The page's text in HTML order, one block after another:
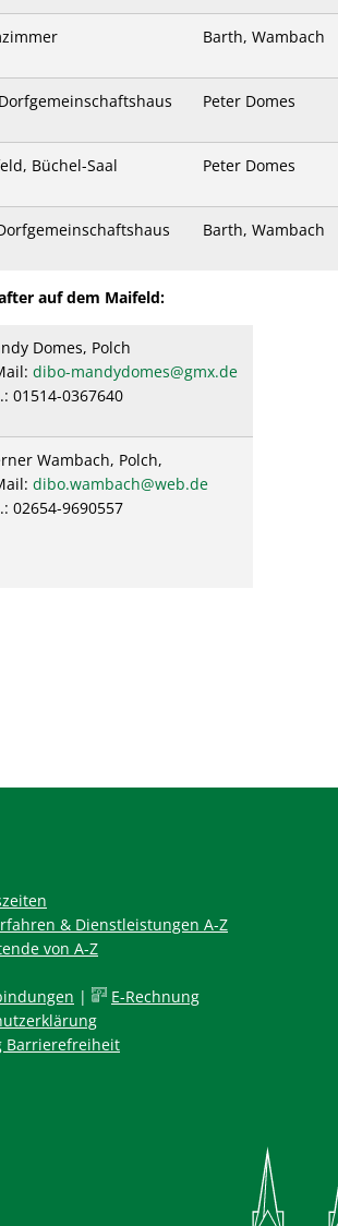
Barth, Wambach
Peter Domes
Büchel-Saal Peter Domes
Barth, Wambach
auf dem Maifeld:
Domes, Polch
dibo-mandydomes@gmx.de
01514-0367640
Wambach, Polch,
dibo.wambach@web.de
02654-9690557
& Dienstleistungen A-Z
von A-Z
|
E-Rechnung
Barrierefreiheit